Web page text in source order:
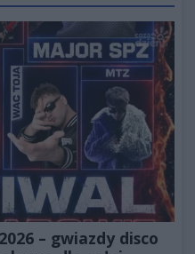
– gwiazdy disco